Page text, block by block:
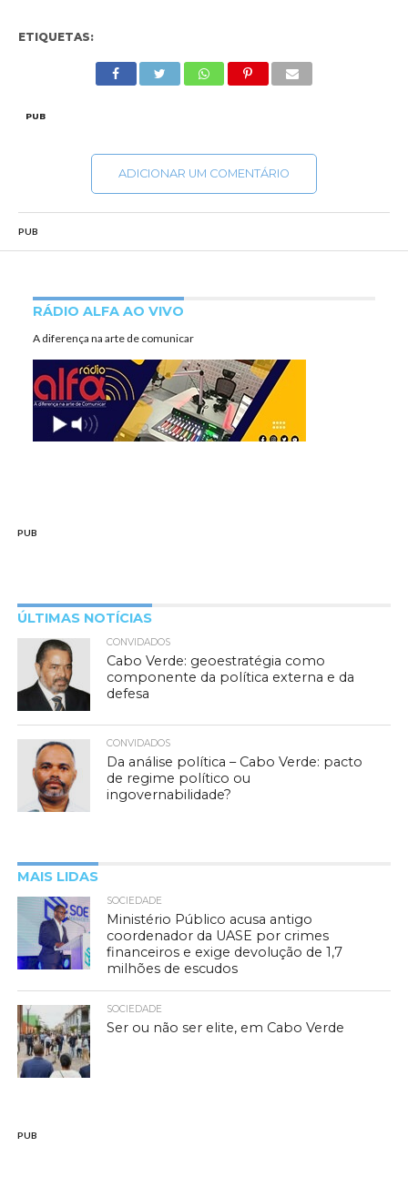
ETIQUETAS:
PUB
ADICIONAR UM COMENTÁRIO
PUB
RÁDIO ALFA AO VIVO
A diferença na arte de comunicar
PUB
ÚLTIMAS NOTÍCIAS
CONVIDADOS
Cabo Verde: geoestratégia como
componente da política externa e da
defesa
CONVIDADOS
Da análise política – Cabo Verde: pacto
de regime político ou
ingovernabilidade?
MAIS LIDAS
SOCIEDADE
Ministério Público acusa antigo
coordenador da UASE por crimes
financeiros e exige devolução de 1,7
milhões de escudos
SOCIEDADE
Ser ou não ser elite, em Cabo Verde
PUB